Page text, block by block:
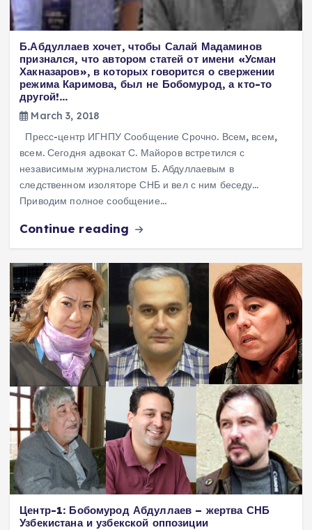
Б.Абдуллаев хочет, чтобы Салай Мадаминов
признался, что автором статей от имени «Усман
Хакназаров», в которых говорится о свержении
режима Каримова, был не Бобомурод, а кто-то
другой!…
March 3, 2018
Пресс-центр ИГНПУ Сообщение Срочно. Всем, всем,
всем. Сегодня адвокат С. Майоров встретился с
независимым журналистом Б. Абдуллаевым в
следственном изоляторе СНБ и вел с ним беседу…
Приводим полное сообщение…
Continue reading
Центр-1: Бобомурод Абдуллаев – жертва СНБ
Узбекистана и узбекской оппозиции